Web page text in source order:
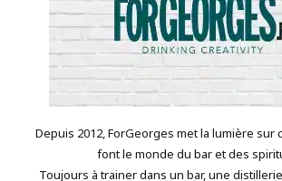
Depuis 2012, ForGeorges met la lumière sur
font le monde du bar et des
Toujours à trainer dans un bar, une